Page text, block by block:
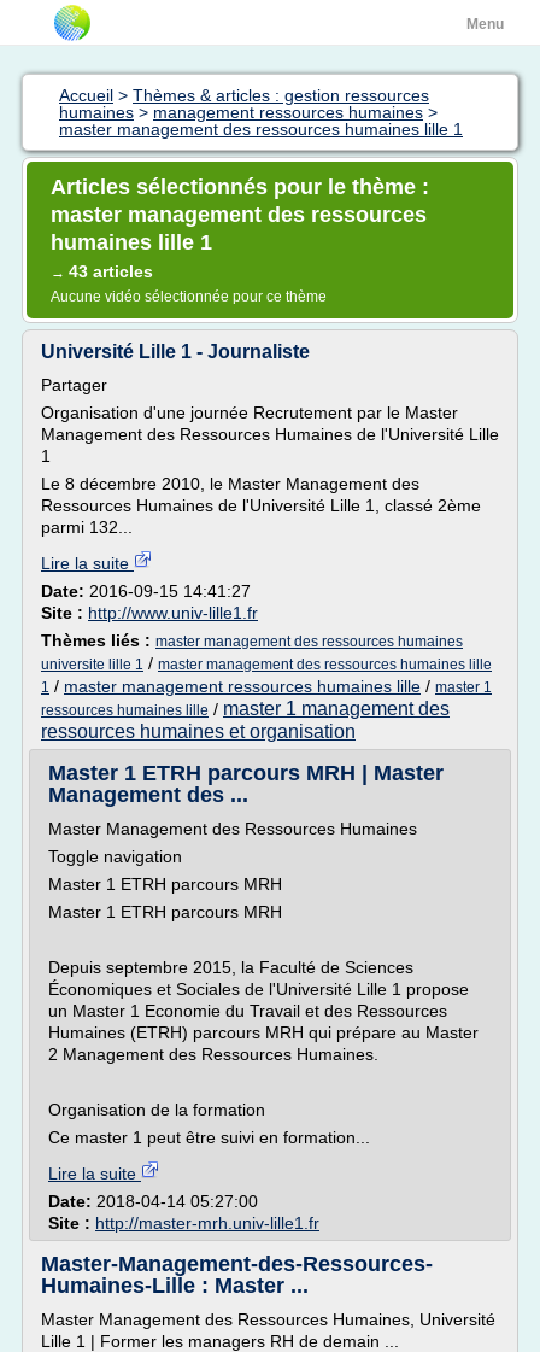
Menu
Accueil > Thèmes & articles : gestion ressources
humaines > management ressources humaines >
master management des ressources humaines lille 1
Articles sélectionnés pour le thème :
master management des ressources
humaines lille 1
→ 43 articles
Aucune vidéo sélectionnée pour ce thème
Université Lille 1 - Journaliste
Partager
Organisation d'une journée Recrutement par le Master
Management des Ressources Humaines de l'Université Lille
1
Le 8 décembre 2010, le Master Management des
Ressources Humaines de l'Université Lille 1, classé 2ème
parmi 132...
Lire la suite
Date: 2016-09-15 14:41:27
Site : http://www.univ-lille1.fr
Thèmes liés : master management des ressources humaines
universite lille 1 / master management des ressources humaines lille
1 / master management ressources humaines lille / master 1
ressources humaines lille / master 1 management des
ressources humaines et organisation
Master 1 ETRH parcours MRH | Master
Management des ...
Master Management des Ressources Humaines
Toggle navigation
Master 1 ETRH parcours MRH
Master 1 ETRH parcours MRH
Depuis septembre 2015, la Faculté de Sciences
Économiques et Sociales de l'Université Lille 1 propose
un Master 1 Economie du Travail et des Ressources
Humaines (ETRH) parcours MRH qui prépare au Master
2 Management des Ressources Humaines.
Organisation de la formation
Ce master 1 peut être suivi en formation...
Lire la suite
Date: 2018-04-14 05:27:00
Site : http://master-mrh.univ-lille1.fr
Master-Management-des-Ressources-
Humaines-Lille : Master ...
Master Management des Ressources Humaines, Université
Lille 1 | Former les managers RH de demain ...